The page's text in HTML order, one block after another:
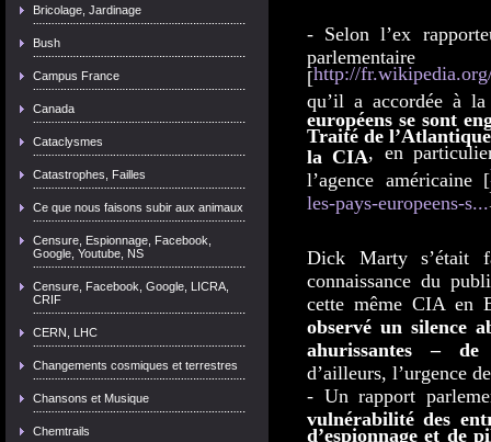
Bricolage, Jardinage
Bush
Campus France
Canada
Cataclysmes
Catastrophes, Failles
Ce que nous faisons subir aux animaux
Censure, Espionnage, Facebook,
Google, Youtube, NS
Censure, Facebook, Google, LICRA,
CRIF
CERN, LHC
Changements cosmiques et terrestres
Chansons et Musique
Chemtrails
- Selon l’ex
[http://
qu’il a accordée à
européens se sont
Traité de
la CIA , en
l’agence américaine [
les-pays-europeens-s...
Dick Marty s’était
connaissance du
cette même CIA en
observé un silence
ahurissantes –
d’ailleurs, l’urgence
- Un rapport
vulnérabilité des
d’espionnage et de